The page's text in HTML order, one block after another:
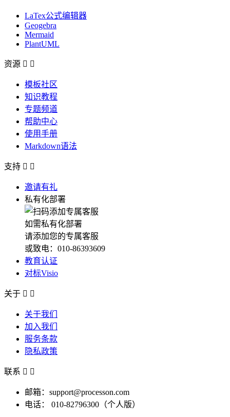
LaTex公式编辑器
Geogebra
Mermaid
PlantUML
资源  
模板社区
知识教程
专题频道
帮助中心
使用手册
Markdown语法
支持  
邀请有礼
私有化部署
如需私有化部署
请添加您的专属客服
或致电：010-86393609
教育认证
对标Visio
关于  
关于我们
加入我们
服务条款
隐私政策
联系  
邮箱：support@processon.com
电话：
010-82796300（个人版）